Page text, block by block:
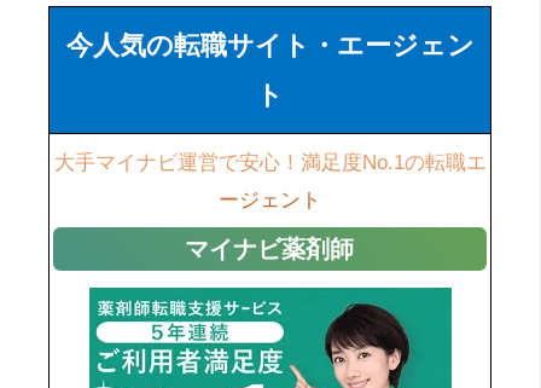
今人気の転職サイト・エージェン
ト
大手マイナビ運営で安心！満足度No.1の転職エ
ージェント
マイナビ薬剤師